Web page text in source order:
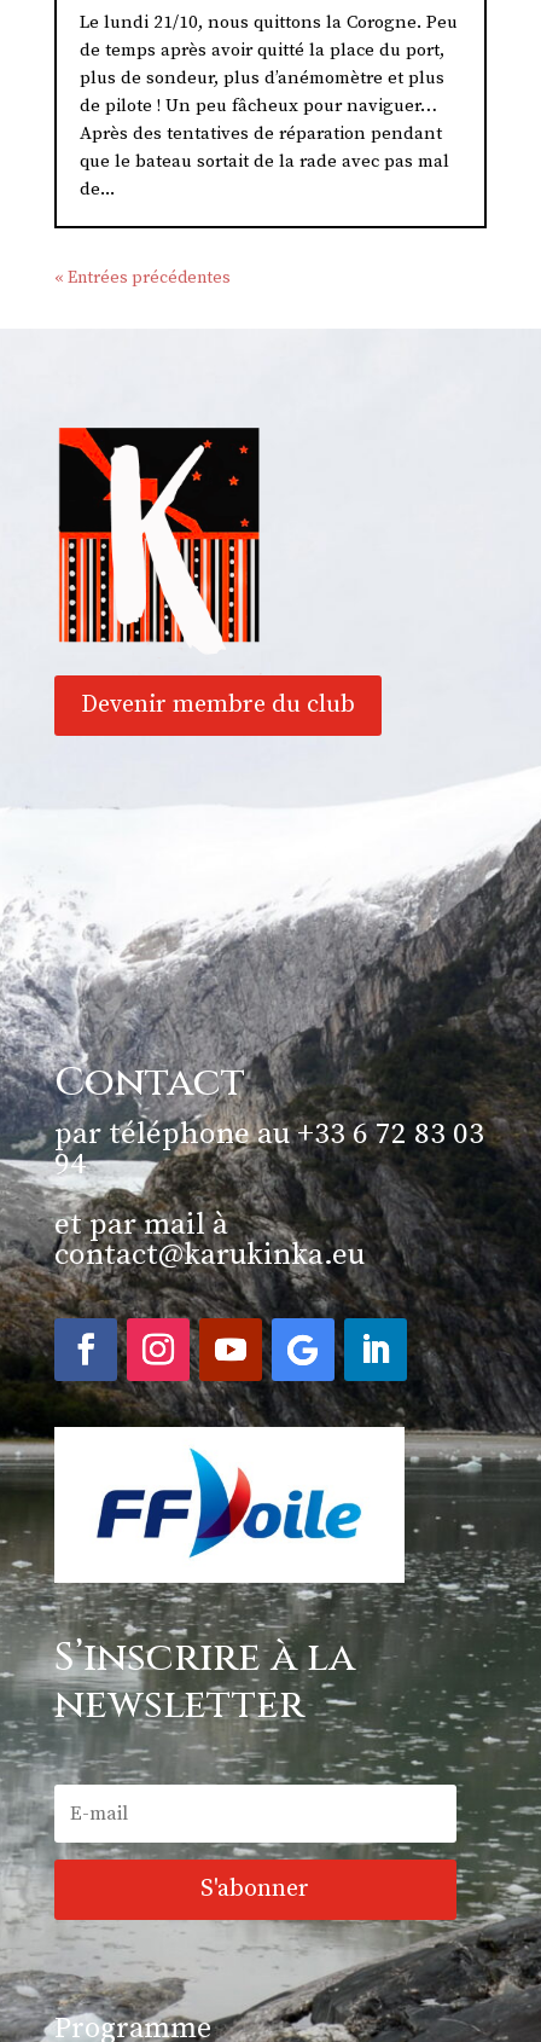
Le lundi 21/10, nous quittons la Corogne. Peu
de temps après avoir quitté la place du port,
plus de sondeur, plus d’anémomètre et plus
de pilote ! Un peu fâcheux pour naviguer…
Après des tentatives de réparation pendant
que le bateau sortait de la rade avec pas mal
de...
« Entrées précédentes
Devenir membre du club
Contact
par téléphone au +33 6 72 83 03
94
et par mail à
contact@karukinka.eu
S’inscrire à la
newsletter
S'abonner
Programme